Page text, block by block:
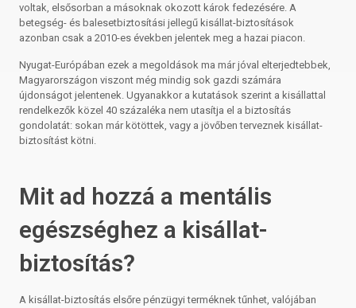
voltak, elsősorban a másoknak okozott károk fedezésére. A
betegség- és balesetbiztosítási jellegű kisállat-biztosítások
azonban csak a 2010-es években jelentek meg a hazai piacon.
Nyugat-Európában ezek a megoldások ma már jóval elterjedtebbek,
Magyarországon viszont még mindig sok gazdi számára
újdonságot jelentenek. Ugyanakkor a kutatások szerint a kisállattal
rendelkezők közel 40 százaléka nem utasítja el a biztosítás
gondolatát: sokan már kötöttek, vagy a jövőben terveznek kisállat-
biztosítást kötni.
Mit ad hozzá a mentális
egészséghez a kisállat-
biztosítás?
A kisállat-biztosítás elsőre pénzügyi terméknek tűnhet, valójában